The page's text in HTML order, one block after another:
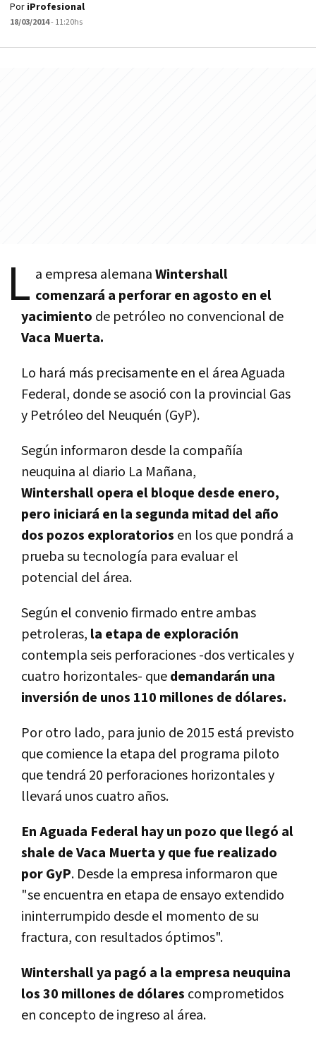
Por iProfesional
18/03/2014- 11:20hs
L a empresa alemanaWintershall
comenzará a perforar en agosto en el
yacimiento de petróleo no convencional de
Vaca Muerta.
Lo hará más precisamente en el área Aguada
Federal, donde se asoció con la provincial Gas
y Petróleo del Neuquén (GyP).
Según informaron desde la compañía
neuquina al diario La Mañana,
Wintershall opera el bloque desde enero,
pero iniciará en la segunda mitad del año
dos pozos exploratorios en los que pondrá a
prueba su tecnología para evaluar el
potencial del área.
Según el convenio firmado entre ambas
petroleras, la etapa de exploración
contempla seis perforaciones -dos verticales y
cuatro horizontales- quedemandarán una
inversión de unos 110 millones de dólares.
Por otro lado, para junio de 2015 está previsto
que comience la etapa del programa piloto
que tendrá 20 perforaciones horizontales y
llevará unos cuatro años.
En Aguada Federal hay un pozo que llegó al
shale de Vaca Muerta y que fue realizado
por GyP. Desde la empresa informaron que
"se encuentra en etapa de ensayo extendido
ininterrumpido desde el momento de su
fractura, con resultados óptimos".
Wintershall ya pagó a la empresa neuquina
los 30 millones de dólares comprometidos
en concepto de ingreso al área.